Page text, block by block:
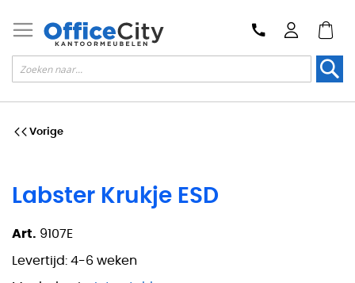
Labster Krukje ESD
Art. 9107E
Levertijd: 4-6 weken
Vorige